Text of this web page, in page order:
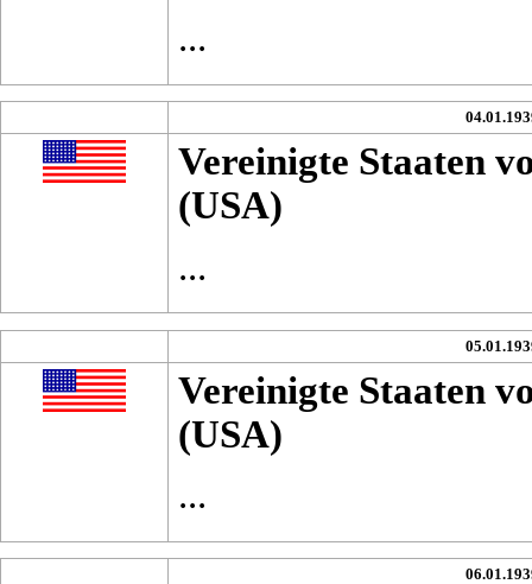
...
Vereinigte Staaten
(USA)
...
Vereinigte Staaten
(USA)
...